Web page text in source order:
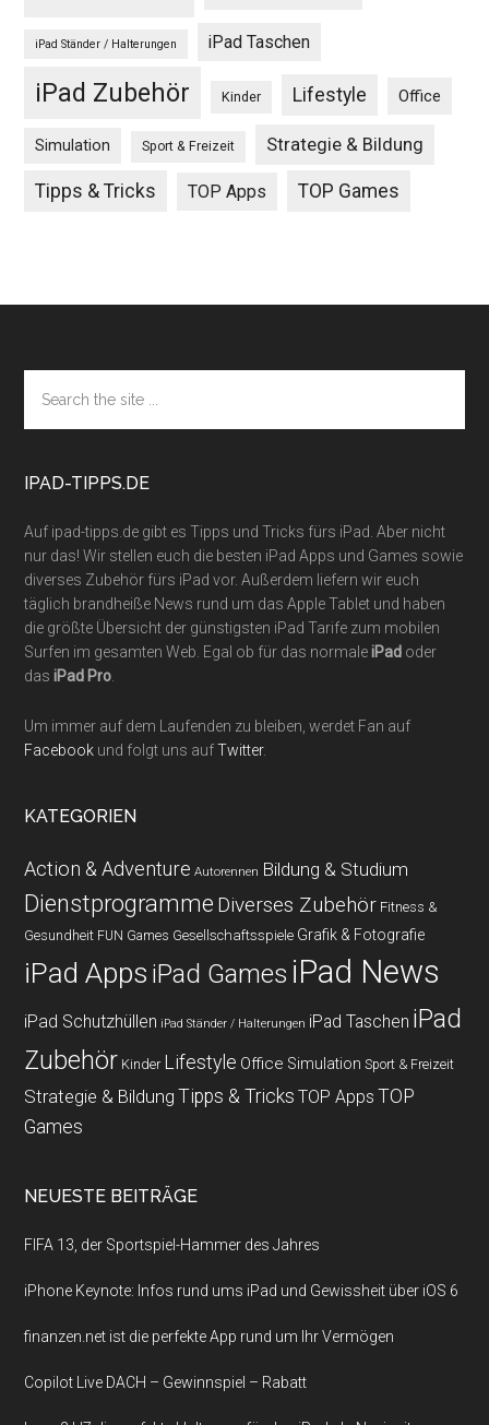
iPad Ständer / Halterungen iPad Taschen
iPad Zubehör Kinder Lifestyle Office
Simulation Sport & Freizeit Strategie & Bildung
Tipps & Tricks TOP Apps TOP Games
Footer
the
site
IPAD-TIPPS.DE
Auf ipad-tipps.de gibt es Tipps und Tricks fürs iPad. Aber nicht
nur das! Wir stellen euch die besten iPad Apps und Games sowie
diverses Zubehör fürs iPad vor. Außerdem liefern wir euch
täglich brandheiße News rund um das Apple Tablet und haben
die größte Übersicht der günstigsten iPad Tarife zum mobilen
Surfen im gesamten Web. Egal ob für das normaleiPad oder
dasiPad Pro
Um immer auf dem Laufenden zu bleiben, werdet Fan auf
Facebook und folgt uns aufTwitter.
KATEGORIEN
Action & Adventure Autorennen Bildung & Studium
Dienstprogramme Diverses Zubehör Fitness &
Gesundheit FUN Games Gesellschaftsspiele Grafik & Fotografie
iPad Apps iPad Games iPad News
iPad Schutzhüllen iPad Ständer / Halterungen iPad Taschen iPad
Zubehör Kinder Lifestyle Office Simulation Sport & Freizeit
Strategie & Bildung Tipps & Tricks TOP Apps TOP
Games
NEUESTE BEITRÄGE
FIFA 13, der Sportspiel-Hammer des Jahres
iPhone Keynote: Infos rund ums iPad und Gewissheit über iOS 6
finanzen.net ist die perfekte App rund um Ihr Vermögen
Copilot Live DACH – Gewinnspiel – Rabatt